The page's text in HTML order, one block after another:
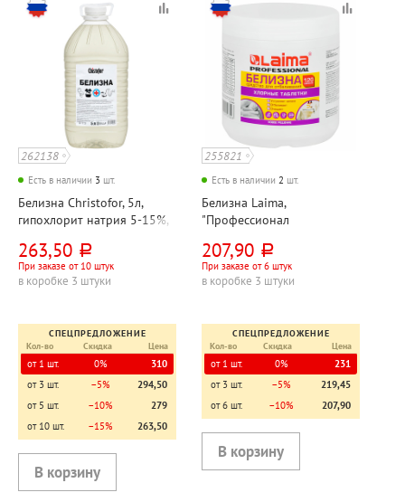
262138
Есть в наличии 3 шт.
Белизна Christofor, 5л,
гипохлорит натрия 5-15%,
263,50 руб.
При заказе от 10 штук
в коробке 3 штуки
СПЕЦПРЕДЛОЖЕНИЕ
Кол-во
Скидка Цена
от 1 шт. 0%
310
от 3 шт.
−5%
294,50
от 5 шт.
−10%
279
от 10 шт.
−15% 263,50
255821
Есть в наличии 2 шт.
Белизна Laima,
"Профессионал
в хлорных таблетках, для
отбеливания, дезинфекции,
уборки, банка
207,90 руб.
При заказе от 6 штук
в коробке 3 штуки
СПЕЦПРЕДЛОЖЕНИЕ
Кол-во
Скидка Цена
от 1 шт. 0%
231
от 3 шт.
−5%
219,45
от 6 шт.
−10% 207,90